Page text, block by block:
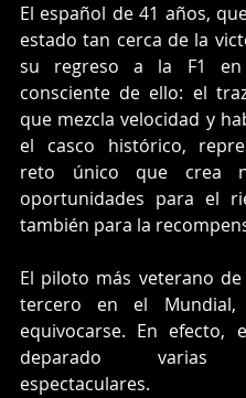
El español de 41 años,
estado tan cerca de la
su regreso a la F1 en
consciente de ello: el
que mezcla velocidad y
el casco histórico,
reto único que crea
oportunidades para el
también para la
El piloto más veterano
tercero en el
equivocarse. En efecto,
deparado varias
espectaculares.